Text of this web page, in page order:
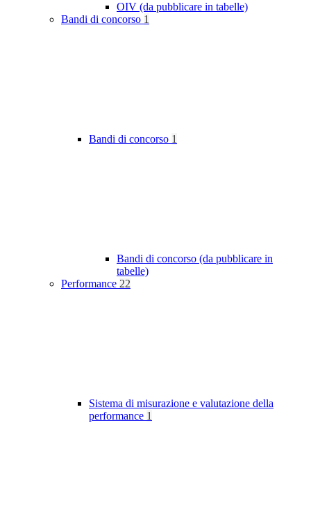
OIV (da pubblicare in tabelle)
Bandi di concorso 1
Bandi di concorso 1
Bandi di concorso (da pubblicare in
tabelle)
Performance 22
Sistema di misurazione e valutazione della
performance 1